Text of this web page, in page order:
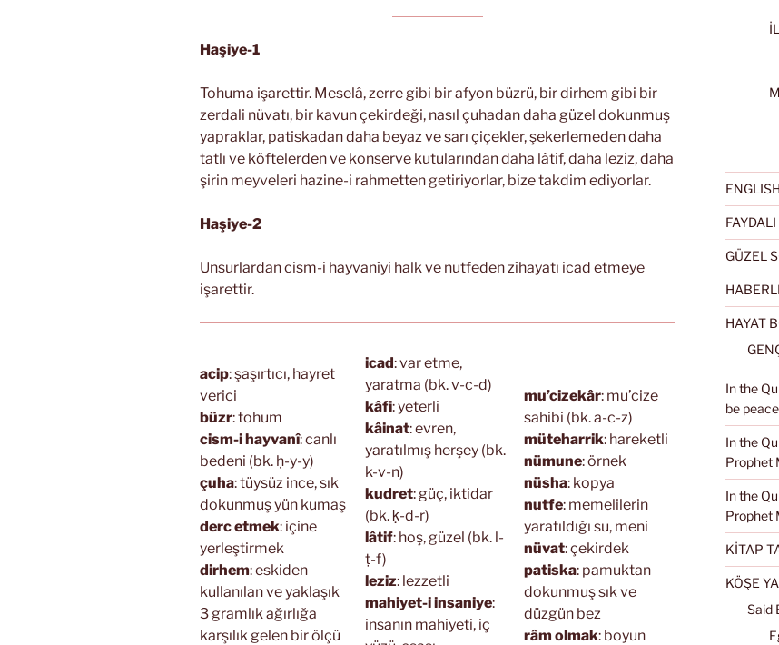
Haşiye-1
Tohuma işarettir. Meselâ, zerre gibi bir afyon büzrü, bir dirhem gibi bir
zerdali nüvatı, bir kavun çekirdeği, nasıl çuhadan daha güzel dokunmuş
yapraklar, patiskadan daha beyaz ve sarı çiçekler, şekerlemeden daha
tatlı ve köftelerden ve konserve kutularından daha lâtif, daha leziz, daha
şirin meyveleri hazine-i rahmetten getiriyorlar, bize takdim ediyorlar.
Haşiye-2
Unsurlardan cism-i hayvanîyi halk ve nutfeden zîhayatı icad etmeye
işarettir.
acip: şaşırtıcı, hayret
verici
büzr: tohum
cism-i hayvanî: canlı
bedeni (bk. ḥ-y-y)
çuha: tüysüz ince, sık
dokunmuş yün kumaş
derc etmek: içine
yerleştirmek
dirhem: eskiden
kullanılan ve yaklaşık
3 gramlık ağırlığa
karşılık gelen bir ölçü
icad: var etme,
yaratma (bk. v-c-d)
kâfi: yeterli
kâinat: evren,
yaratılmış herşey (bk.
k-v-n)
kudret: güç, iktidar
(bk. ḳ-d-r)
lâtif: hoş, güzel (bk. l-
ṭ-f)
leziz: lezzetli
mahiyet-i insaniye:
insanın mahiyeti, iç
mu’cizekâr: mu’cize
sahibi (bk. a-c-z)
müteharrik: hareketli
nümune: örnek
nüsha: kopya
nutfe: memelilerin
yaratıldığı su, meni
nüvat: çekirdek
patiska: pamuktan
dokunmuş sık ve
düzgün bez
râm olmak: boyun
ENGLISH
GÜZEL
HAYAT
In the
be
In the
Prophet
In the
Prophet
KİTAP
KÖŞE
Said